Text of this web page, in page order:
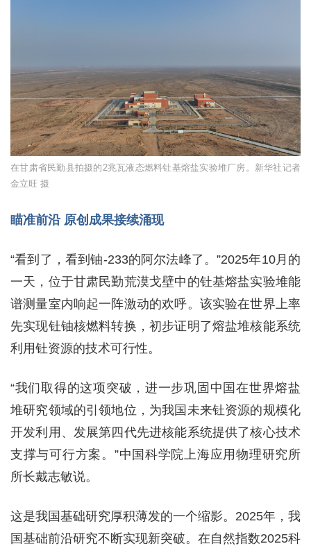
在甘肃省民勤县拍摄的2兆瓦液态燃料钍基熔盐实验堆厂房。新华社记者
金立旺 摄
瞄准前沿 原创成果接续涌现
“看到了，看到铀-233的阿尔法峰了。”2025年10月的
一天，位于甘肃民勤荒漠戈壁中的钍基熔盐实验堆能
谱测量室内响起一阵激动的欢呼。该实验在世界上率
先实现钍铀核燃料转换，初步证明了熔盐堆核能系统
利用钍资源的技术可行性。
“我们取得的这项突破，进一步巩固中国在世界熔盐
堆研究领域的引领地位，为我国未来钍资源的规模化
开发利用、发展第四代先进核能系统提供了核心技术
支撑与可行方案。”中国科学院上海应用物理研究所
所长戴志敏说。
这是我国基础研究厚积薄发的一个缩影。2025年，我
国基础前沿研究不断实现新突破。在自然指数2025科